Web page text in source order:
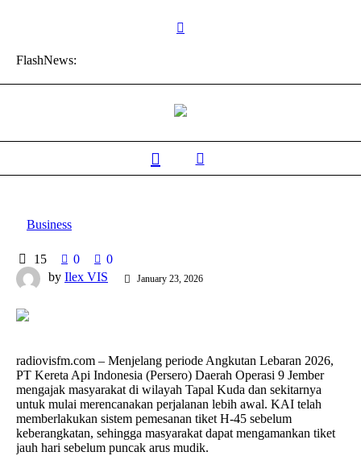
FlashNews:
Business
15 0
0
by Ilex VIS January 23, 2026
radiovisfm.com – Menjelang periode Angkutan Lebaran 2026,
PT Kereta Api Indonesia (Persero) Daerah Operasi 9 Jember
mengajak masyarakat di wilayah Tapal Kuda dan sekitarnya
untuk mulai merencanakan perjalanan lebih awal. KAI telah
memberlakukan sistem pemesanan tiket H-45 sebelum
keberangkatan, sehingga masyarakat dapat mengamankan tiket
jauh hari sebelum puncak arus mudik.